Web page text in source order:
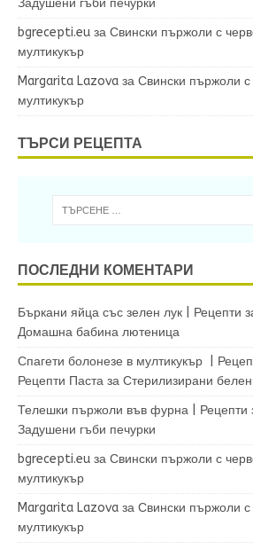
Задушени гъби печурки
bgrecepti.eu за Свински пържоли с
мултикукър
Margarita Lazova за Свински пържоли
мултикукър
ТЪРСИ РЕЦЕПТА
ПОСЛЕДНИ КОМЕНТАРИ
Бъркани яйца със зелен лук | Рецепти
Домашна бабина лютеница
Спагети болонезе в мултикукър |
Рецепти Паста за Стерилизирани
Телешки пържоли във фурна | Рецепти
Задушени гъби печурки
bgrecepti.eu за Свински пържоли с
мултикукър
Margarita Lazova за Свински пържоли
мултикукър